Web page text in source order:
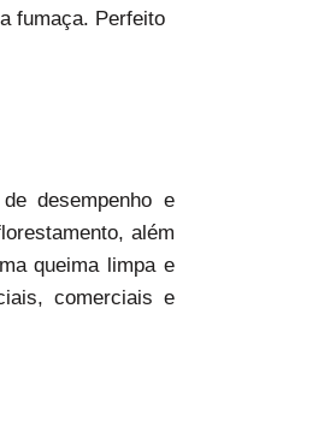
fumaça. Perfeito
desempenho e
além
queima limpa e
comerciais e